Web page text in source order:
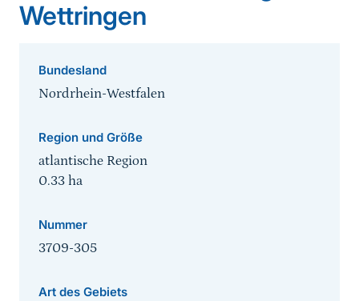
Wettringen
Bundesland
Nordrhein-Westfalen
Region und Größe
atlantische Region
0.33 ha
Nummer
3709-305
Art des Gebiets